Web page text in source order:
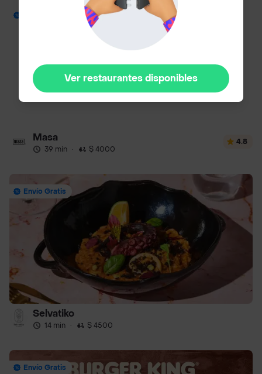
Masa
39 min · $ 4000
4.8
Envío Gratis
Selvatiko
14 min · $ 4500
Envío Gratis
Ver restaurantes disponibles